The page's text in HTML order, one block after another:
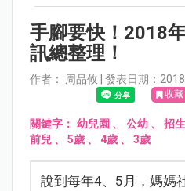
手腳要快！2018
訊總整理！
作者： 周品攸 | 發表日期：
收藏
關鍵字： 幼兒園 、 公幼、招生
前兒、 5歲、 4歲、 3歲
說到每年4、5月，媽媽